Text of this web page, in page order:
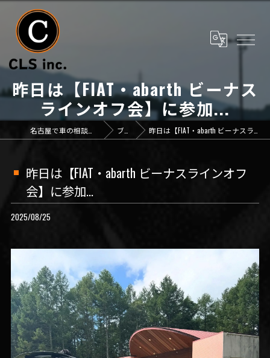
昨日は【FIAT・abarth ビーナス
ラインオフ会】に参加...
名古屋で車の相談なら「CLS inc.」 ブログ 昨日は【FIAT・abarth ビーナスラインオフ会】に参加...
昨日は【FIAT・abarth ビーナスラインオフ
会】に参加...
2025/08/25